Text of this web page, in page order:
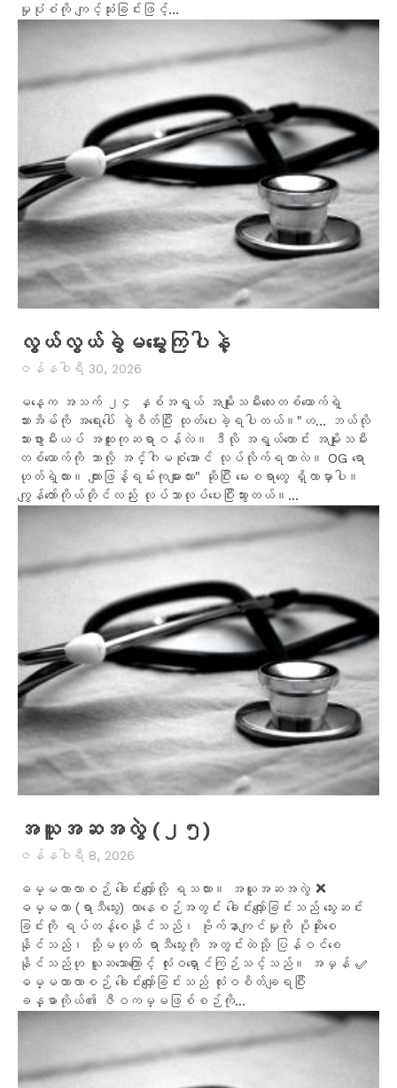
မှုပုံစံကို ကျင့်သုံးခြင်းဖြင့်...
လွယ်လွယ်ခွဲမမွေးကြပါနဲ့
ဇန်နဝါရီ 30, 2026
‎မနေ့က အသက် ၂၄ နှစ်အရွယ် အမျိုးသမီးလေးတ‌စ်ယောက်ရဲ့
သားအိမ်ကို အရေးပေါ် ခွဲစိတ်ပြီး ထုတ်ပေးခဲ့ရပါတယ်။‎‎"ဟ… ဘယ်လို
သားဖွားမီးယပ် အထူးကုဆရာဝန်လဲ။ ဒီလို အရွယ်ကောင်း အမျိုးသမီး
တစ်ယောက်ကို ဘာလို့ အင်္ဂါမစုံအောင် လုပ်လိုက်ရတာလဲ။ OG ရော
ဟုတ်ရဲ့လား။ ကျားဖြန့်ရမ်းကုများလား" ဆိုပြီး မေးစရာတွေ ရှိလာမှာပါ။‎‎
ကျွန်တော်ကိုယ်တိုင်လည်း လုပ်သာလုပ်ပေးပြီးသွားတယ်။...
အယူအဆအလွဲ (၂၅)
ဇန်နဝါရီ 8, 2026
ဓမ္မတာလာစဉ် ခေါင်းလျှော်လို့ ရသလား။ အယူအဆအလွဲ ❌
ဓမ္မတာ (ရာသီသွေး) လာနေစဉ်အတွင်း ခေါင်းလျှော်ခြင်းသည် သွေးဆင်း
ခြင်းကို ရပ်တန့်စေနိုင်သည်၊ ဗိုက်နာကျင်မှုကို ပိုဆိုးစေ
နိုင်သည်၊ သို့မဟုတ် ရာသီသွေးကို အတွင်းထဲသို့ ပြန်ဝင်စေ
နိုင်သည်ဟု ယူဆသောကြောင့် လုံးဝရှောင်ကြဉ်သင့်သည်။ အမှန် ✅
ဓမ္မတာလာစဉ် ခေါင်းလျှော်ခြင်းသည် လုံးဝစိတ်ချရပြီး
ခန္ဓာကိုယ်၏ ဇီဝကမ္မဖြစ်စဉ်ကို...